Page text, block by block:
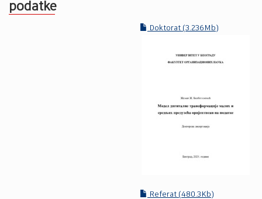
podatke
Doktorat (3.236Mb)
Referat (480.3Kb)